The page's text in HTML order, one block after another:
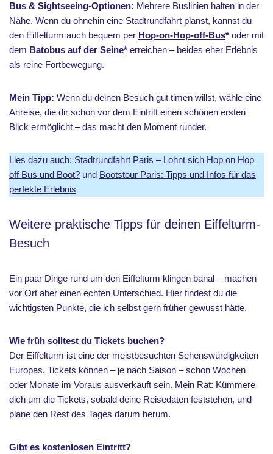
Bus & Sightseeing-Optionen: Mehrere Buslinien halten in der
Nähe. Wenn du ohnehin eine Stadtrundfahrt planst, kannst du
den Eiffelturm auch bequem per Hop-on-Hop-off-Bus* oder mit
dem Batobus auf der Seine* erreichen – beides eher Erlebnis
als reine Fortbewegung.
Mein Tipp: Wenn du deinen Besuch gut timen willst, wähle eine
Anreise, die dir schon vor dem Eintritt einen schönen ersten
Blick ermöglicht – das macht den Moment runder.
Lies dazu auch: Stadtrundfahrt Paris – Lohnt sich Hop on Hop
off Bus und Boot? und Bootstour Paris: Tipps und Infos für das
perfekte Erlebnis
Weitere praktische Tipps für deinen Eiffelturm-
Besuch
Ein paar Dinge rund um den Eiffelturm klingen banal – machen
vor Ort aber einen echten Unterschied. Hier findest du die
wichtigsten Punkte, die ich selbst gern früher gewusst hätte.
Wie früh solltest du Tickets buchen?
Der Eiffelturm ist eine der meistbesuchten Sehenswürdigkeiten
Europas. Tickets können – je nach Saison – schon Wochen
oder Monate im Voraus ausverkauft sein. Mein Rat: Kümmere
dich um die Tickets, sobald deine Reisedaten feststehen, und
plane den Rest des Tages darum herum.
Gibt es kostenlosen Eintritt?